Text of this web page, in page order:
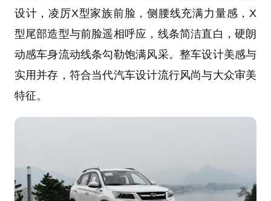
设计，凌厉X型家族前脸，侧腰线充满力量感，X
型尾部造型与前脸遥相呼应，线条简洁直白，硬朗
动感车身流动线条勾勒饱满风采。整车设计美感与
实用并存，符合当代汽车设计流行风尚与大众审美
特征。